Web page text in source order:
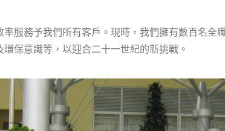
服務予我們所有客戶。現時，我們擁有數百名
保意識等，以迎合二十一世紀的新挑戰。